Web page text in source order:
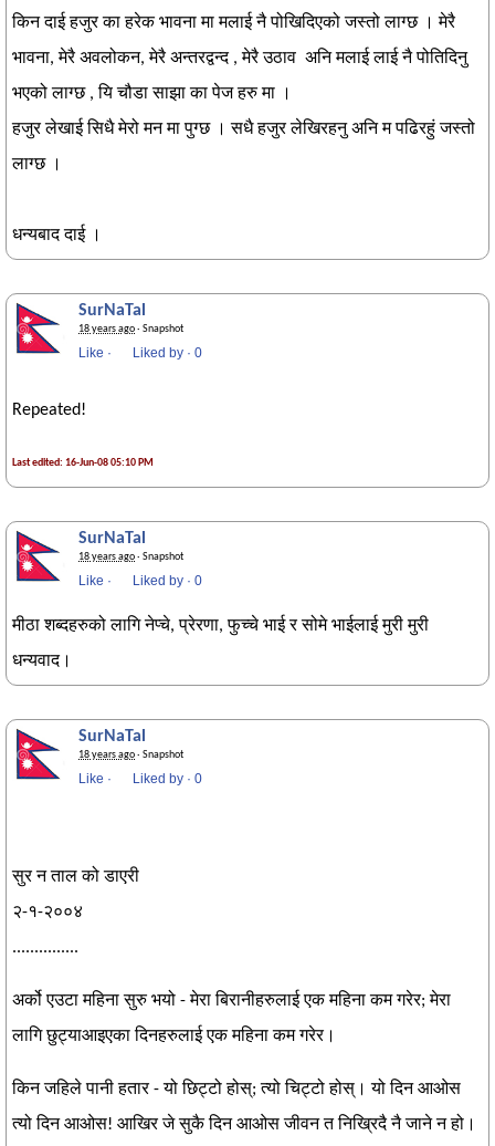
किन दाई हजुर का हरेक भावना मा मलाई नै पोखिदिएको जस्तो लाग्छ । मेरै
भावना, मेरै अवलोकन, मेरै अन्तरद्वन्द , मेरै उठाव अनि मलाई लाई नै पोतिदिनु
भएको लाग्छ , यि चौडा साझा का पेज हरु मा ।
हजुर लेखाई सिधै मेरो मन मा पुग्छ । सधै हजुर लेखिरहनु अनि म पढिरहुं जस्तो
लाग्छ ।
धन्यबाद दाई ।
SurNaTal
18 years ago· Snapshot
Like · Liked by · 0
Repeated!
Last edited: 16-Jun-08 05:10 PM
SurNaTal
18 years ago· Snapshot
Like · Liked by · 0
मीठा शब्दहरुको लागि नेप्चे, प्रेरणा, फुच्चे भाई र सोमे भाईलाई मुरी मुरी
धन्यवाद।
SurNaTal
18 years ago· Snapshot
Like · Liked by · 0
सुर न ताल को डाएरी
२-१-२००४
...............
अर्को एउटा महिना सुरु भयो - मेरा बिरानीहरुलाई एक महिना कम गरेर; मेरा
लागि छुट्याआइएका दिनहरुलाई एक महिना कम गरेर।
किन जहिले पानी हतार - यो छिट्टो होस्; त्यो चिट्टो होस्। यो दिन आओस
त्यो दिन आओस! आखिर जे सुकै दिन आओस जीवन त निख्रिदै नै जाने न हो।